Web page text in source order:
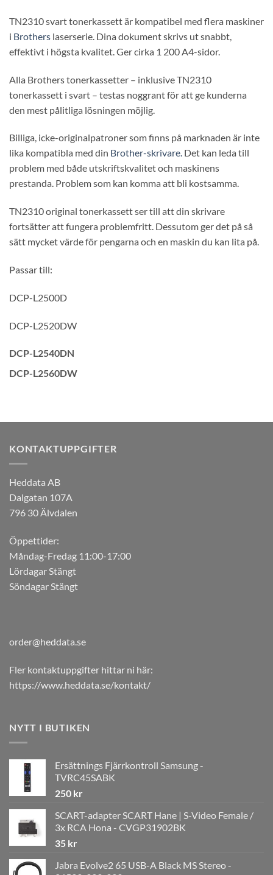
TN2310 svart tonerkassett är kompatibel med flera maskiner
i Brothers laserserie. Dina dokument skrivs ut snabbt,
effektivt i högsta kvalitet. Ger cirka 1 200 A4-sidor.
Alla Brothers tonerkassetter – inklusive TN2310
tonerkassett i svart – testas noggrant för att ge kunderna
den mest pålitliga lösningen möjlig.
Billiga, icke-originalpatroner som finns på marknaden är inte
lika kompatibla med din Brother-skrivare. Det kan leda till
problem med både utskriftskvalitet och maskinens
prestanda. Problem som kan komma att bli kostsamma.
TN2310 original tonerkassett ser till att din skrivare
fortsätter att fungera problemfritt. Dessutom ger det på så
sätt mycket värde för pengarna och en maskin du kan lita på.
Passar till:
DCP-L2500D
DCP-L2520DW
DCP-L2540DN
DCP-L2560DW
KONTAKTUPPGIFTER
Heddata AB
Dalgatan 107A
796 30 Älvdalen
Öppettider:
Måndag-Fredag 11:00-17:00
Lördagar Stängt
Söndagar Stängt
order@heddata.se
Fler kontaktuppgifter hittar ni här:
https://www.heddata.se/kontakt/
NYTT I BUTIKEN
Ersättnings Fjärrkontroll Samsung -
TVRC45SABK
250 kr
SCART-adapter SCART Hane | S-Video Female /
3x RCA Hona - CVGP31902BK
35 kr
Jabra Evolve2 65 USB-A Black MS Stereo -